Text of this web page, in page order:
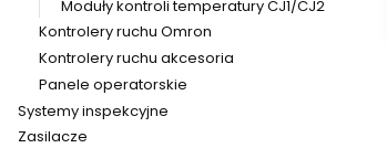
Moduły kontroli temperatury CJ1/CJ2
Kontrolery ruchu Omron
Kontrolery ruchu akcesoria
Panele operatorskie
Systemy inspekcyjne
Zasilacze